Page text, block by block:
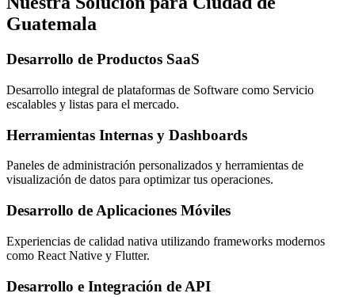
Guatemala
Desarrollo de Productos SaaS
Desarrollo integral de plataformas de Software como Servicio
escalables y listas para el mercado.
Herramientas Internas y Dashboards
Paneles de administración personalizados y herramientas de
visualización de datos para optimizar tus operaciones.
Desarrollo de Aplicaciones Móviles
Experiencias de calidad nativa utilizando frameworks modernos
como React Native y Flutter.
Desarrollo e Integración de API